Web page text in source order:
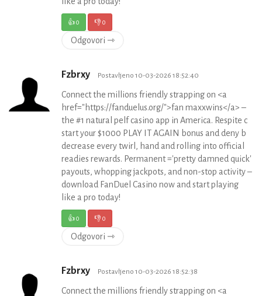
👍0 👎0
Odgovori ⇾
Fzbrxy Postavljeno 10-03-2026 18:52:40
Connect the millions friendly strapping on <a
href="https://fanduelus.org/">fan maxxwins</a> –
the #1 natural pelf casino app in America. Respite c
start your $1000 PLAY IT AGAIN bonus and deny b
decrease every twirl, hand and rolling into official
readies rewards. Permanent ='pretty damned quick'
payouts, whopping jackpots, and non-stop activity –
download FanDuel Casino now and start playing
like a pro today!
👍0 👎0
Odgovori ⇾
Fzbrxy Postavljeno 10-03-2026 18:52:38
Connect the millions friendly strapping on <a